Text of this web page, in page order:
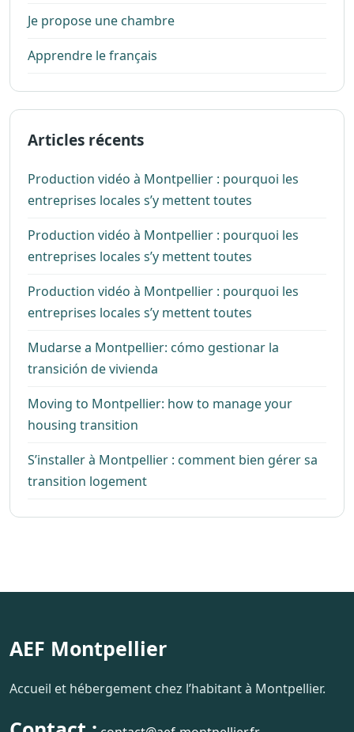
Je propose une chambre
Apprendre le français
Articles récents
Production vidéo à Montpellier : pourquoi les
entreprises locales s’y mettent toutes
Production vidéo à Montpellier : pourquoi les
entreprises locales s’y mettent toutes
Production vidéo à Montpellier : pourquoi les
entreprises locales s’y mettent toutes
Mudarse a Montpellier: cómo gestionar la
transición de vivienda
Moving to Montpellier: how to manage your
housing transition
S’installer à Montpellier : comment bien gérer sa
transition logement
AEF Montpellier
Accueil et hébergement chez l’habitant à Montpellier.